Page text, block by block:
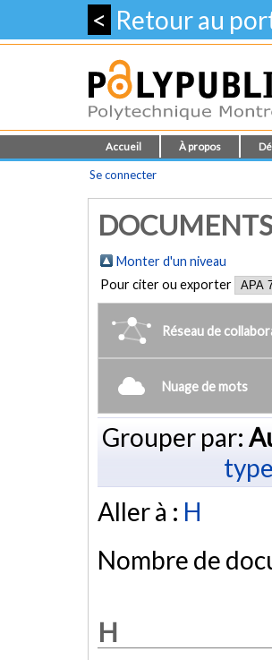
< Retour au
Accueil À propos
Se connecter
Monter d'un niveau
Pour citer ou exporter
Réseau de
Nuage de mots
Grouper par:
Aller à : H
Nombre de
H